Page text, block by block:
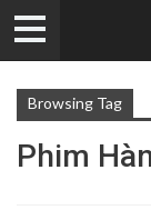
Browsing Tag
Phim